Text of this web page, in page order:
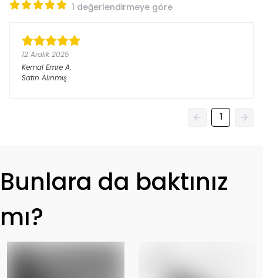
1 değerlendirmeye göre
12 Aralık 2025
Kemal Emre A.
Satın Alınmış
1
Bunlara da baktınız
mı?